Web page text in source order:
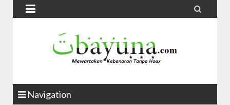
 
Navigation